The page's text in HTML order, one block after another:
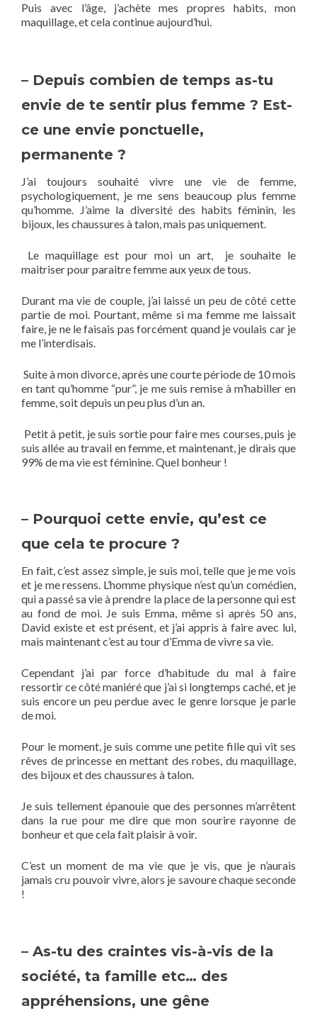
Puis avec l’âge, j’achète mes propres habits, mon
maquillage, et cela continue aujourd’hui.
– Depuis combien de temps as-tu
envie de te sentir plus femme ? Est-
ce une envie ponctuelle,
permanente ?
J’ai toujours souhaité vivre une vie de femme,
psychologiquement, je me sens beaucoup plus femme
qu’homme. J’aime la diversité des habits féminin, les
bijoux, les chaussures à talon, mais pas uniquement.
Le maquillage est pour moi un art, je souhaite le
maitriser pour paraitre femme aux yeux de tous.
Durant ma vie de couple, j’ai laissé un peu de côté cette
partie de moi. Pourtant, même si ma femme me laissait
faire, je ne le faisais pas forcément quand je voulais car je
me l’interdisais.
Suite à mon divorce, après une courte période de 10 mois
en tant qu’homme “pur”, je me suis remise à m’habiller en
femme, soit depuis un peu plus d’un an.
Petit à petit, je suis sortie pour faire mes courses, puis je
suis allée au travail en femme, et maintenant, je dirais que
99% de ma vie est féminine. Quel bonheur !
– Pourquoi cette envie, qu’est ce
que cela te procure ?
En fait, c’est assez simple, je suis moi, telle que je me vois
et je me ressens. L’homme physique n’est qu’un comédien,
qui a passé sa vie à prendre la place de la personne qui est
au fond de moi. Je suis Emma, même si après 50 ans,
David existe et est présent, et j’ai appris à faire avec lui,
mais maintenant c’est au tour d’Emma de vivre sa vie.
Cependant j’ai par force d’habitude du mal à faire
ressortir ce côté maniéré que j’ai si longtemps caché, et je
suis encore un peu perdue avec le genre lorsque je parle
de moi.
Pour le moment, je suis comme une petite fille qui vit ses
rêves de princesse en mettant des robes, du maquillage,
des bijoux et des chaussures à talon.
Je suis tellement épanouie que des personnes m’arrêtent
dans la rue pour me dire que mon sourire rayonne de
bonheur et que cela fait plaisir à voir.
C’est un moment de ma vie que je vis, que je n’aurais
jamais cru pouvoir vivre, alors je savoure chaque seconde
!
– As-tu des craintes vis-à-vis de la
société, ta famille etc… des
appréhensions, une gêne